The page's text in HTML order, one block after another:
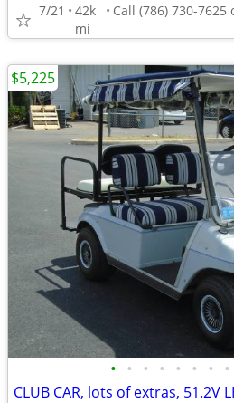
7/21
42k
mi
• • • • • • • •
$5,225